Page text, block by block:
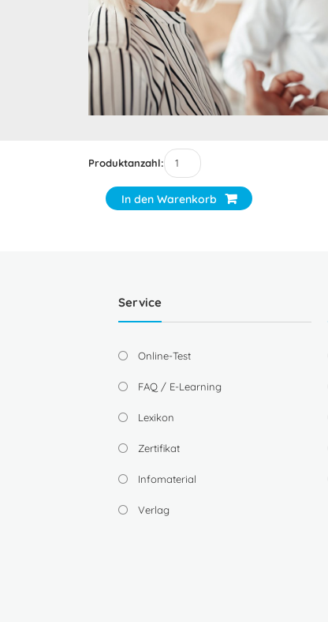
Produktanzahl:
In den Warenkorb
Service
Online-Test
FAQ / E-Learning
Lexikon
Zertifikat
Infomaterial
Verlag